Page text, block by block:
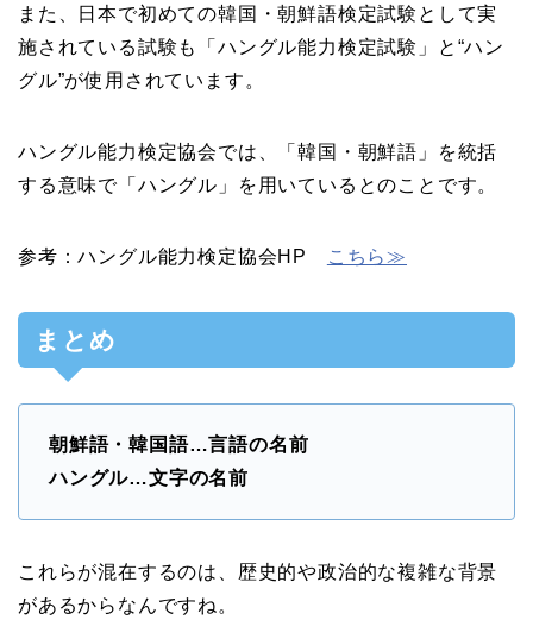
また、日本で初めての韓国・朝鮮語検定試験として実
施されている試験も「ハングル能力検定試験」と“ハン
グル”が使用されています。
ハングル能力検定協会では、「韓国・朝鮮語」を統括
する意味で「ハングル」を用いているとのことです。
参考：ハングル能力検定協会HP こちら≫
まとめ
朝鮮語・韓国語…言語の名前
ハングル…文字の名前
これらが混在するのは、歴史的や政治的な複雑な背景
があるからなんですね。